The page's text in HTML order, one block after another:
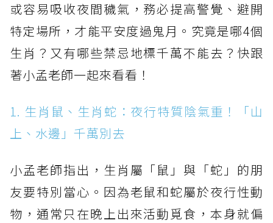
或容易吸收夜間穢氣，務必提高警覺、避開
特定場所，才能平安度過鬼月。究竟是哪4個
生肖？又有哪些禁忌地標千萬不能去？快跟
著小孟老師一起來看看！
1. 生肖鼠、生肖蛇：夜行特質陰氣重！「山
上、水邊」千萬別去
小孟老師指出，生肖屬「鼠」與「蛇」的朋
友要特別當心。因為老鼠和蛇屬於夜行性動
物，通常只在晚上出來活動覓食，本身就偏